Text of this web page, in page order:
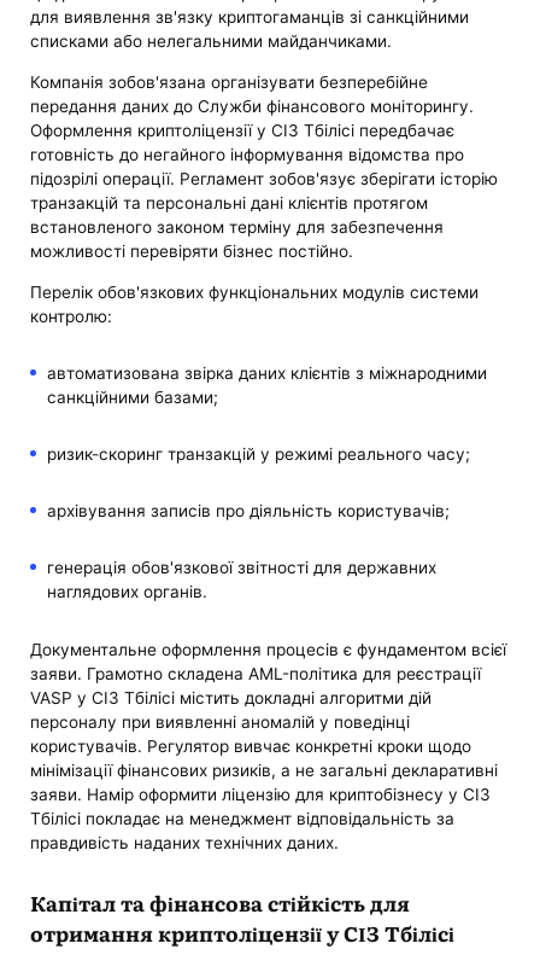
для виявлення зв'язку криптогаманців зі санкційними
списками або нелегальними майданчиками.
Компанія зобов'язана організувати безперебійне
передання даних до Служби фінансового моніторингу.
Оформлення криптоліцензії у СІЗ Тбілісі передбачає
готовність до негайного інформування відомства про
підозрілі операції. Регламент зобов'язує зберігати історію
транзакцій та персональні дані клієнтів протягом
встановленого законом терміну для забезпечення
можливості перевіряти бізнес постійно.
Перелік обов'язкових функціональних модулів системи
контролю:
автоматизована звірка даних клієнтів з міжнародними
санкційними базами;
ризик-скоринг транзакцій у режимі реального часу;
архівування записів про діяльність користувачів;
генерація обов'язкової звітності для державних
наглядових органів.
Документальне оформлення процесів є фундаментом всієї
заяви. Грамотно складена AML-політика для реєстрації
VASP у СІЗ Тбілісі містить докладні алгоритми дій
персоналу при виявленні аномалій у поведінці
користувачів. Регулятор вивчає конкретні кроки щодо
мінімізації фінансових ризиків, а не загальні декларативні
заяви. Намір оформити ліцензію для криптобізнесу у СІЗ
Тбілісі покладає на менеджмент відповідальність за
правдивість наданих технічних даних.
Капітал та фінансова стійкість для
отримання криптоліцензії у СІЗ Тбілісі